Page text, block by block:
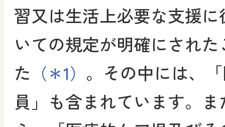
習又は生活上必要な支援
いての規定が明確にされ
た （＊1） 。その中には、
員」も含まれています。